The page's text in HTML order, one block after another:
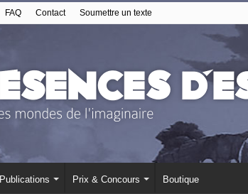
FAQ Contact Soumettre un texte
Publications Prix & Concours Boutique